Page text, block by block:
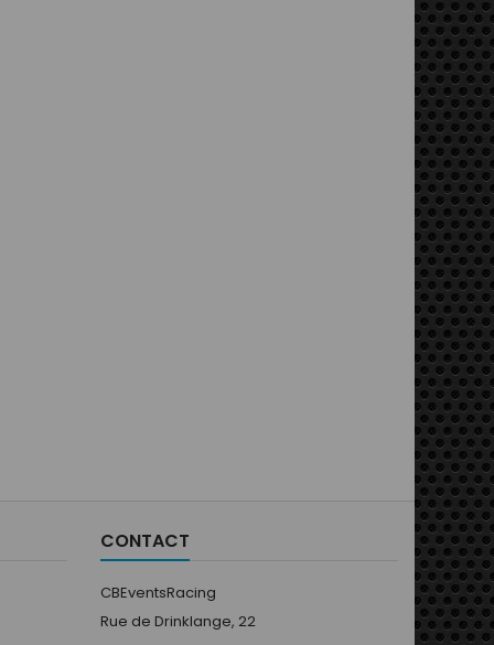
CONTACT
CBEventsRacing
Rue de Drinklange, 22